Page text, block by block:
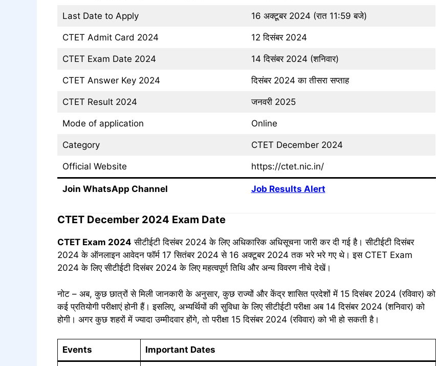
Last Date to Apply 16 अक्टूबर 2024 (रात 11:59 बजे)
CTET Admit Card 2024 12 दिसंबर 2024
CTET Exam Date 2024 14 दिसंबर 2024 (शनिवार)
CTET Answer Key 2024 दिसंबर 2024 का तीसरा सप्ताह
CTET Result 2024 जनवरी 2025
Mode of application Online
Category CTET December 2024
Official Website https://ctet.nic.in/
Join WhatsApp Channel Job Results Alert
CTET December 2024 Exam Date
CTET Exam 2024 सीटीईटी दिसंबर 2024 के लिए अधिकारिक अधिसूचना जारी कर दी गई है। सीटीईटी दिसंबर
2024 के ऑनलाइन आवेदन फॉर्म 17 सितंबर 2024 से 16 अक्टूबर 2024 तक भरे भरे गए थे। इस CTET Exam
2024 के लिए सीटीईटी दिसंबर 2024 के लिए महत्वपूर्ण तिथि और अन्य विवरण नीचे देखें।
नोट – अब, कुछ छात्रों से मिली जानकारी के अनुसार, कुछ राज्यों और केंद्र शासित प्रदेशों में 15 दिसंबर 2024 (रविवार) को
कई प्रतियोगी परीक्षाएं होनी हैं। इसलिए, अभ्यर्थियों की सुविधा के लिए सीटीईटी परीक्षा अब 14 दिसंबर 2024 (शनिवार) को
होगी। अगर कुछ शहरों में ज्यादा उम्मीदवार होंगे, तो परीक्षा 15 दिसंबर 2024 (रविवार) को भी हो सकती है।
Events Important Dates